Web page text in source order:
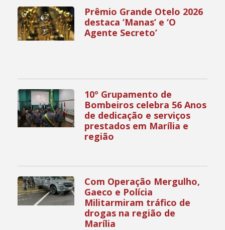
Prêmio Grande Otelo 2026
destaca ‘Manas’ e ‘O
Agente Secreto’
10º Grupamento de
Bombeiros celebra 56 Anos
de dedicação e serviços
prestados em Marília e
região
Com Operação Mergulho,
Gaeco e Polícia
Militarmiram tráfico de
drogas na região de
Marília